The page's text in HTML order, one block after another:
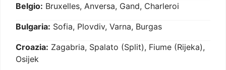
Belgio: Bruxelles, Anversa, Gand, Charleroi
Bulgaria: Sofia, Plovdiv, Varna, Burgas
Croazia: Zagabria, Spalato (Split), Fiume (Rijeka),
Osijek